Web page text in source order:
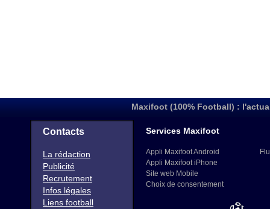
Maxifoot (100% Football) :
Contacts
La rédaction
Publicité
Recrutement
Infos légales
Liens football
Services Maxifoot
Appli Maxifoot Android
Appli Maxifoot iPhone
Site web Mobile
Choix de consentement